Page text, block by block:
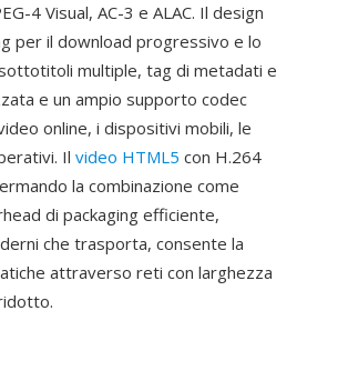
4 Visual, AC-3 e ALAC. Il design
per il download progressivo e lo
multiple, tag di metadati e
e un ampio supporto codec
online, i dispositivi mobili, le
Il video HTML5 con H.264
la combinazione come
di packaging efficiente,
che trasporta, consente la
attraverso reti con larghezza